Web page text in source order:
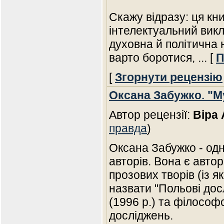
Скажу відразу: ця
інтелектуальний
духовна й
варто боротися, ... [
[Згорнути рецензію
Оксана Забужко.
Автор рецензії: Віра
правда)
Оксана Забужко -
авторів. Вона є
прозових творів (із
назвати "Польові
(1996 р.) та
досліджень.